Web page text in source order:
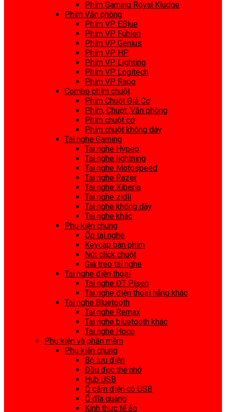
Phím Gaming Royal Kludge
Phím Văn phòng
Phím VP EBlue
Phím VP Fuhlen
Phím VP Genius
Phím VP HP
Phím VP Lighting
Phím VP Logitech
Phím VP Rapo
Combo phím chuột
Phím Chuột Giả Cơ
Phím, Chuột ,Văn phòng
Phím chuột cơ
Phím chuột không dây
Tai nghe Gaming
Tai nghe Hypep
Tai nghe lightning
Tai nghe Motospeed
Tai nghe Razer
Tai nghe Xiberia
Tai nghe zidli
Tai nghe không dây
Tai nghe khác
Phụ kiện chung
Ốp tai nghe
Keycap bàn phím
Nút click chuột
Giá treo tai nghe
Tai nghe điện thoại
Tai nghe ĐT Pisen
Tai nghe điện thoại hãng khác
Tai nghe Bluetooth
Tai nghe Remax
Tai nghe bluetooth khác
Tai nghe Hoco
Phụ kiện và phần mềm
Phụ kiện chung
Bộ lưu điện
Đầu đọc thẻ nhớ
Hub USB
Ổ cắm điện có USB
Ổ đĩa quang
Kính thực tế ảo